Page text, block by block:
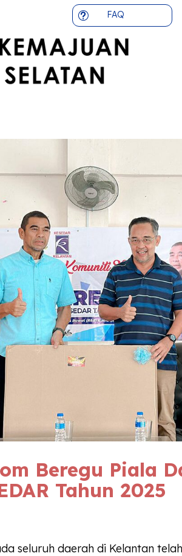
t FAQ
Beregu Piala
Tahun 2025
seluruh daerah di Kelantan